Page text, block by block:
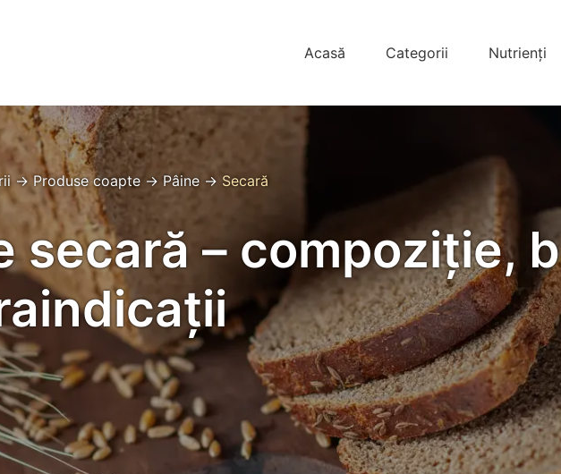
Acasă Categorii Nutrienți
→ Produse coapte→ Pâine → Secară
secară – compoziție,